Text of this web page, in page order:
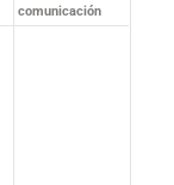
comunicación